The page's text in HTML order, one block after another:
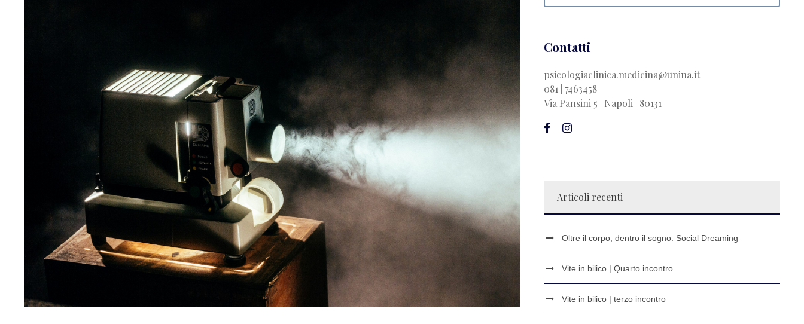
Contatti
psicologiaclinica.medicina@unina.it
081 | 7463458
Via Pansini 5 | Napoli | 80131
Articoli recenti
Oltre il corpo, dentro il sogno: Social Dreaming
Vite in bilico | Quarto incontro
Vite in bilico | terzo incontro